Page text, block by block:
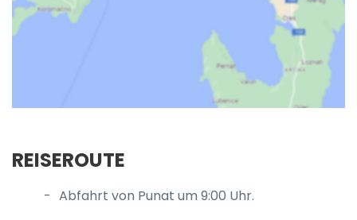
REISEROUTE
Abfahrt von Punat um 9:00 Uhr.